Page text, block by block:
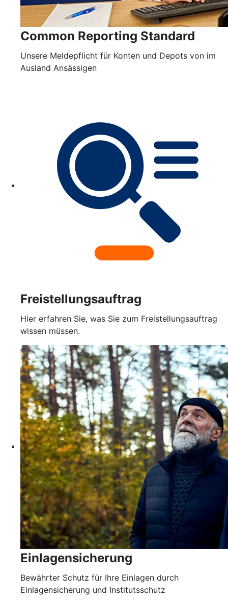
Common Reporting Standard
Unsere Meldepflicht für Konten und Depots von im
Ausland Ansässigen
Freistellungsauftrag
Hier erfahren Sie, was Sie zum Freistellungsauftrag
wissen müssen.
Einlagensicherung
Bewährter Schutz für Ihre Einlagen durch
Einlagensicherung und Institutsschutz